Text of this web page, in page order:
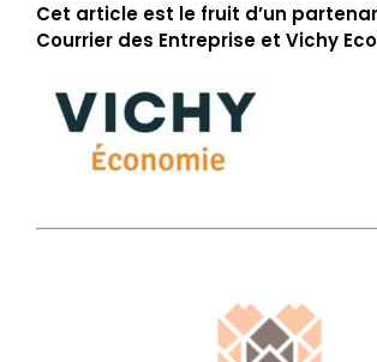
Cet article est le fruit d’un
Courrier des Entreprise et Vichy